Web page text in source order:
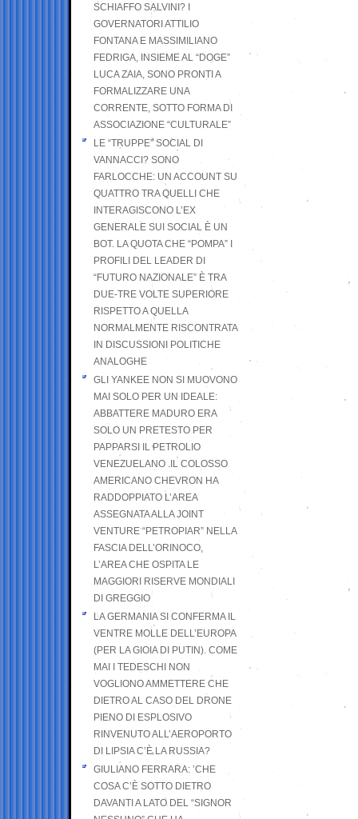
SCHIAFFO SALVINI? I
GOVERNATORI ATTILIO
FONTANA E MASSIMILIANO
FEDRIGA, INSIEME AL “DOGE”
LUCA ZAIA, SONO PRONTI A
FORMALIZZARE UNA
CORRENTE, SOTTO FORMA DI
ASSOCIAZIONE “CULTURALE”
LE “TRUPPE” SOCIAL DI
VANNACCI? SONO
FARLOCCHE: UN ACCOUNT SU
QUATTRO TRA QUELLI CHE
INTERAGISCONO L’EX
GENERALE SUI SOCIAL È UN
BOT. LA QUOTA CHE “POMPA” I
PROFILI DEL LEADER DI
“FUTURO NAZIONALE” È TRA
DUE-TRE VOLTE SUPERIORE
RISPETTO A QUELLA
NORMALMENTE RISCONTRATA
IN DISCUSSIONI POLITICHE
ANALOGHE
GLI YANKEE NON SI MUOVONO
MAI SOLO PER UN IDEALE:
ABBATTERE MADURO ERA
SOLO UN PRETESTO PER
PAPPARSI IL PETROLIO
VENEZUELANO .IL COLOSSO
AMERICANO CHEVRON HA
RADDOPPIATO L’AREA
ASSEGNATA ALLA JOINT
VENTURE “PETROPIAR” NELLA
FASCIA DELL’ORINOCO,
L’AREA CHE OSPITA LE
MAGGIORI RISERVE MONDIALI
DI GREGGIO
LA GERMANIA SI CONFERMA IL
VENTRE MOLLE DELL’EUROPA
(PER LA GIOIA DI PUTIN). COME
MAI I TEDESCHI NON
VOGLIONO AMMETTERE CHE
DIETRO AL CASO DEL DRONE
PIENO DI ESPLOSIVO
RINVENUTO ALL’AEROPORTO
DI LIPSIA C’È LA RUSSIA?
GIULIANO FERRARA: ’CHE
COSA C’È SOTTO DIETRO
DAVANTI A LATO DEL “SIGNOR